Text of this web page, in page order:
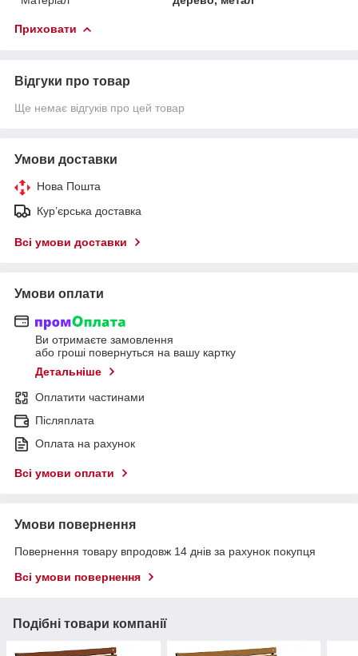
Приховати
Відгуки про товар
Ще немає відгуків про цей товар
Умови доставки
Нова Пошта
Кур’єрська доставка
Всі умови доставки
Умови оплати
Ви отримаєте замовлення
або гроші повернуться на вашу картку
Детальніше
Оплатити частинами
Післяплата
Оплата на рахунок
Всі умови оплати
Умови повернення
Повернення товару впродовж 14 днів за рахунок покупця
Всі умови повернення
Подібні товари компанії